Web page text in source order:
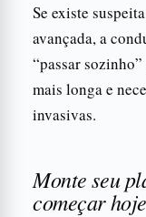
Se existe
avançada, a
“passar
mais longa e
invasivas.
Monte seu
começar hoje